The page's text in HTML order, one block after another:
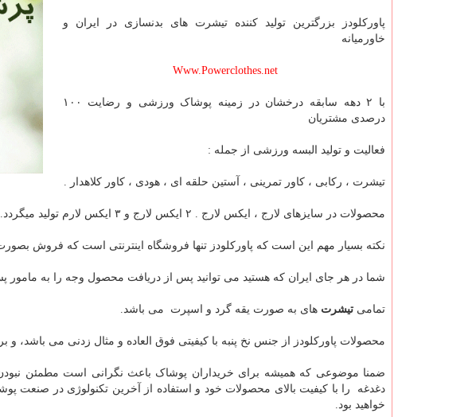
پاورکلودز بزرگترین تولید کننده تیشرت های بدنسازی در ایران و
خاورمیانه
Www.Powerclothes.net
با ۲ دهه سابقه درخشان در زمینه پوشاک ورزشی و رضایت ۱۰۰
درصدی مشتریان
فعالیت و تولید البسه ورزشی از جمله :
تیشرت ، رکابی ، کاور تمرینی ، آستین حلقه ای ، هودی ، کاور کلاهدار .
محصولات در سایزهای لارج ، ایکس لارج . ۲ ایکس لارج و ۳ ایکس لارم تولید میگردد.
نکته بسیار مهم این است که پاورکلودز تنها فروشگاه اینترنتی است که فروش
شما در هر جای ایران که هستید می توانید پس از دریافت محصول وجه را به مامور
تمامی تیشرت های به صورت یقه گرد و اسپرت می باشد.
محصولات پاورکلودز از جنس نخ پنبه با کیفیتی فوق العاده و مثال زدنی می باشد،
ضمنا موضوعی که همیشه برای خریداران پوشاک باعث نگرانی است مطمئن
دغدغه را با کیفیت بالای محصولات خود و استفاده از آخرین تکنولوژی در صنعت
خواهید بود.